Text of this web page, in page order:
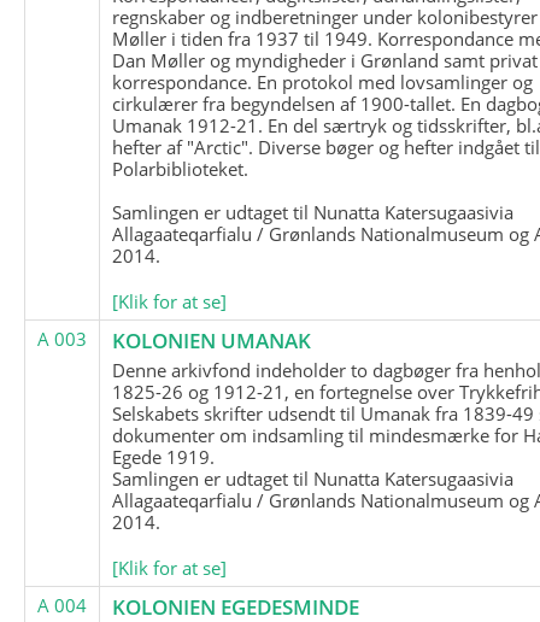
regnskaber og indberetninger under
Møller i tiden fra 1937 til 1949. Korrespondance
Dan Møller og myndigheder i Grønland samt privat
korrespondance. En protokol med lovsamlinger og
cirkulærer fra begyndelsen af 1900-tallet. En
Umanak 1912-21. En del særtryk og tidsskrifter,
hefter af "Arctic". Diverse bøger og hefter indgået til
Polarbiblioteket.
Samlingen er udtaget til Nunatta Katersugaasivia
Allagaateqarfialu / Grønlands Nationalmuseum og
2014.
[Klik for at se]
A 003
KOLONIEN UMANAK
Denne arkivfond indeholder to dagbøger fra
1825-26 og 1912-21, en fortegnelse over
Selskabets skrifter udsendt til Umanak fra 1839-49
dokumenter om indsamling til mindesmærke for
Egede 1919.
Samlingen er udtaget til Nunatta Katersugaasivia
Allagaateqarfialu / Grønlands Nationalmuseum og
2014.
[Klik for at se]
A 004
KOLONIEN EGEDESMINDE